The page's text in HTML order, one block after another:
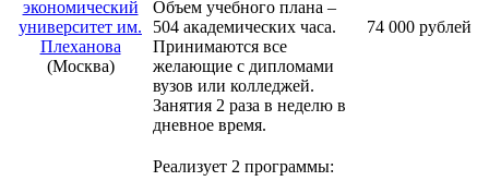
экономический
университет им.
Плеханова
(Москва)
Объем учебного плана –
504 академических часа.
Принимаются все
желающие с дипломами
вузов или колледжей.
Занятия 2 раза в неделю в
дневное время.
74 000 рублей
Реализует 2 программы: